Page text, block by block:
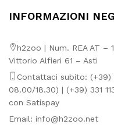
INFORMAZIONI
h2zoo | Num. REA AT –
Vittorio Alfieri 61 – Asti
Contattaci subito: (+39)
08.00/18.30) | (+39) 331
con Satispay
Email: info@h2zoo.net